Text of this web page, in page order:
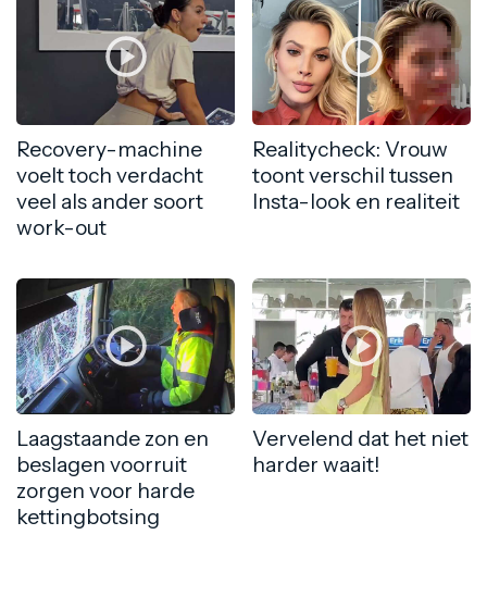
Recovery-machine
voelt toch verdacht
veel als ander soort
work-out
Realitycheck: Vrouw
toont verschil tussen
Insta-look en realiteit
Laagstaande zon en
beslagen voorruit
zorgen voor harde
kettingbotsing
Vervelend dat het niet
harder waait!